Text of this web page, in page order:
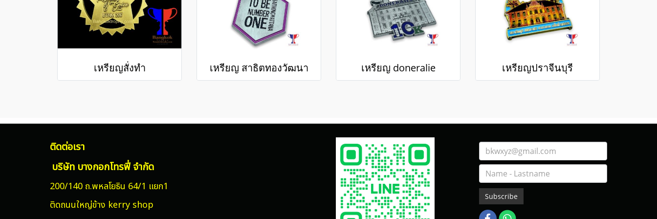
เหรียญสั่งทำ เหรียญ สาธิตทองวัฒนา เหรียญ doneralie เหรียญปราจีนบุรี
ติดต่อเรา
บริษัท บางกอกโทรฟี่ จำกัด
200/140 ถ.พหลโยธิน 64/1 แยก1
ติดถนนใหญ่ข้าง kerry shop
Subscribe